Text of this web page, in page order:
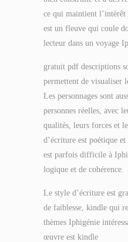
ce qui maintient
est un fleuve qui coule
lecteur dans un voyage
gratuit pdf descriptions
permettent de visualiser
Les personnages sont
personnes réelles, avec
qualités, leurs forces et
d’écriture est poétique
est parfois difficile à
logique et de cohérence.
Le style d’écriture est
de faiblesse, kindle qui
thèmes Iphigénie
œuvre est kindle